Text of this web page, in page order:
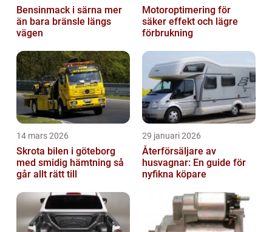
Bensinmack i särna mer
än bara bränsle längs
vägen
Motoroptimering för
säker effekt och lägre
förbrukning
14 mars 2026
Skrota bilen i göteborg
med smidig hämtning så
går allt rätt till
29 januari 2026
Återförsäljare av
husvagnar: En guide för
nyfikna köpare